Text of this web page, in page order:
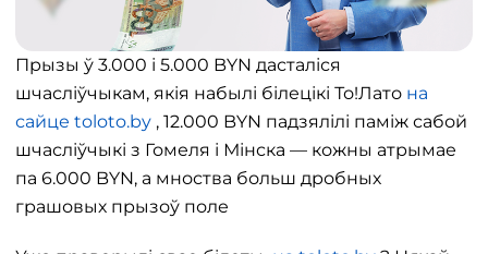
Прызы ў 3.000 і 5.000 BYN дасталіся
шчасліўчыкам, якія набылі білецікі То!Лато на
сайце toloto.by , 12.000 BYN падзялілі паміж сабой
шчасліўчыкі з Гомеля і Мінска — кожны атрымае
па 6.000 BYN, а мноства больш дробных
грашовых прызоў поле